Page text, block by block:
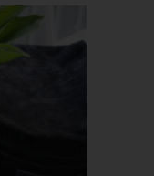
und Angebote
optimiert
erwähnt, die
Zweck dieser
unserer
Internetseite, die
bei jedem
eingeben,